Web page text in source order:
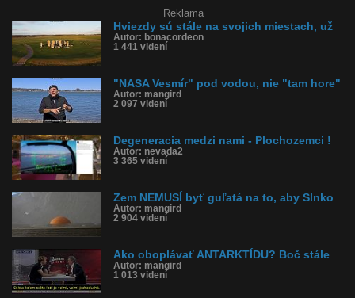
Reklama
Hviezdy sú stále na svojich miestach, už
Autor: bonacordeon
1 441 videní
"NASA Vesmír" pod vodou, nie "tam hore"
Autor: mangird
2 097 videní
Degeneracia medzi nami - Plochozemci !
Autor: nevada2
3 365 videní
Zem NEMUSÍ byť guľatá na to, aby Slnko
Autor: mangird
2 904 videní
Ako oboplávať ANTARKTÍDU? Boč stále
Autor: mangird
1 013 videní